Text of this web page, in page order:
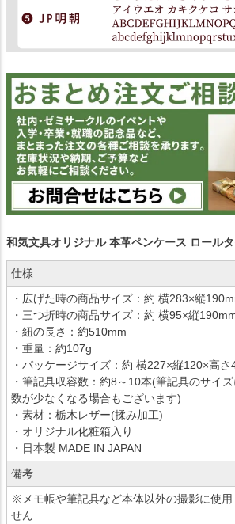
和気文具オリジナル 本革ペンケース ロール
仕様
・広げた時の商品サイズ：約 横283×縦
・三つ折時の商品サイズ：約 横95×縦
・紐の長さ：約510mm
・重量：約107g
・パッケージサイズ：約 横227×縦120×高さ
・筆記具収容数：約8～10本(筆記具のサイ
数が少なくなる場合もございます)
・素材：栃木レザー(揉み加工)
・オリジナル化粧箱入り
・日本製 MADE IN JAPAN
備考
※メモ帳や筆記具など本体以外の撮影に使用
せん